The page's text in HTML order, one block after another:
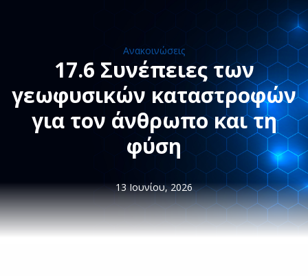
Ανακοινώσεις
17.6 Συνέπειες των
γεωφυσικών καταστροφών
για τον άνθρωπο και τη
φύση
13 Ιουνίου, 2026